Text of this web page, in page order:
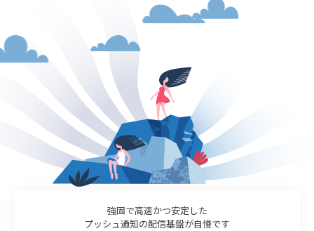
強固で高速かつ安定した
プッシュ通知の配信基盤が自慢です